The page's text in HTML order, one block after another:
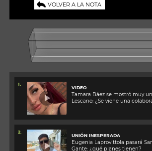
VOLVER A LA NOTA
1.
VIDEO
Tamara Báez se mostró muy
Lescano: ¿Se viene una
2.
UNIÓN INESPERADA
Eugenia Laprovittola pasará
Gante: ¿qué planes tienen?